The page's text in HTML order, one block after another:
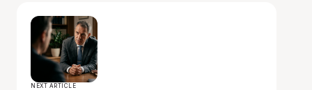
NEXT ARTICLE